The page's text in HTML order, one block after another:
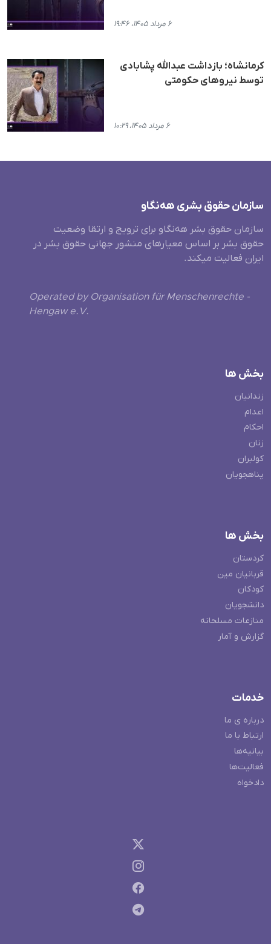
۶ مرداد ۱۴۰۵، ۱۹:۴۶
کرمانشاه؛ بازداشت عبدالله پشابادی
توسط نیروهای حکومتی
۶ مرداد ۱۴۰۵، ۱۰:۲۹
سازمان حقوق بشری هەنگاو
سازمان حقوق بشر هه‌نگاو برای ترویج و ارتقا وضعیت
حقوق بشر بر اساس معیارهای منشور جهانی حقوق بشر در
ایران فعالیت میکند.
Operated by Organisation für Menschenrechte -
Hengaw e.V.
بخش ها
زندانیان
اعدام
احکام
زنان
کولبران
پناهجویان
بخش ها
کردستان
قربانیان مین
کودکان
دانشجویان
منازعات مسلحانه
گزارش و آمار
خدمات
درباره ی ما
ارتباط با ما
بیانیه‌ها
فعالیت‌ها
دادخواه